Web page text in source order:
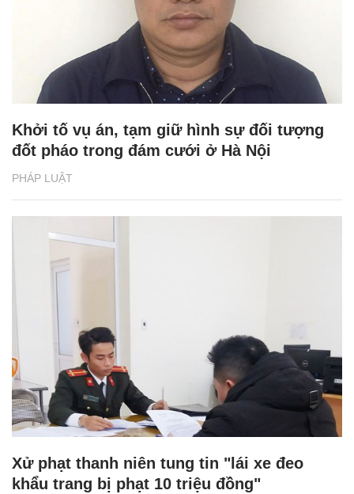
PHÁP LUẬT
Khởi tố vụ án, tạm giữ hình sự đối tượng
đốt pháo trong đám cưới ở Hà Nội
Xử phạt thanh niên tung tin "lái xe đeo
khẩu trang bị phạt 10 triệu đồng"